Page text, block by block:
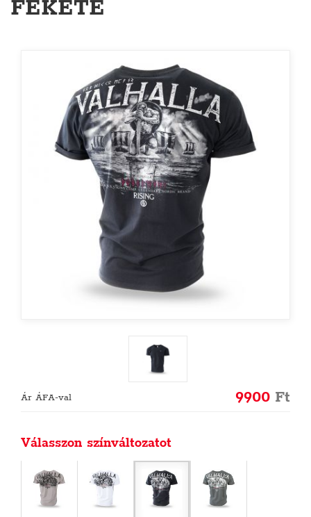
FEKETE
Ár ÁFA-val 9900 Ft
Válasszon színváltozatot